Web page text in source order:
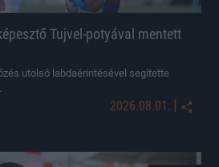
Tujvel-potyával mentett
utolsó labdaérintésével segítette
2026.08.01. |